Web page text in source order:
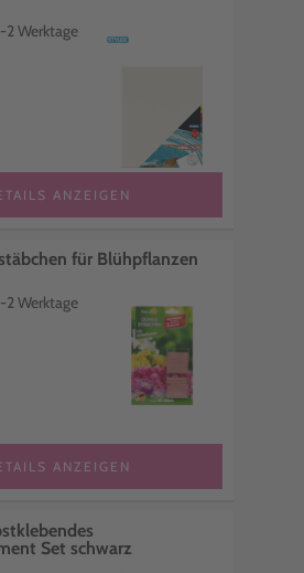
2 Werktage
ANZEIGEN
für Blühpflanzen
2 Werktage
ANZEIGEN
Set schwarz